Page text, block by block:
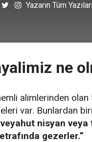
Yazarın Tüm
ne
alimlerinden olan
var. Bunlardan
nisyan
gezerler.”